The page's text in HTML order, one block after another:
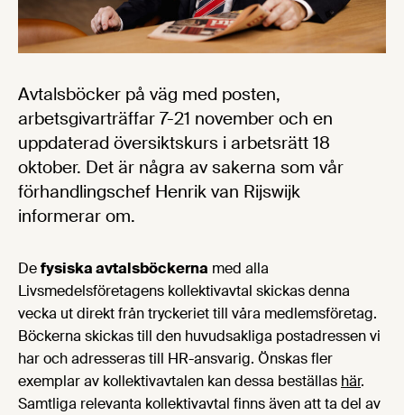
Avtalsböcker på väg med posten,
arbetsgivarträffar 7-21 november och en
uppdaterad översiktskurs i arbetsrätt 18
oktober. Det är några av sakerna som vår
förhandlingschef Henrik van Rijswijk
informerar om.
Defysiska avtalsböckerna med alla
Livsmedelsföretagens kollektivavtal skickas denna
vecka ut direkt från tryckeriet till våra medlemsföretag.
Böckerna skickas till den huvudsakliga postadressen vi
har och adresseras till HR-ansvarig. Önskas fler
exemplar av kollektivavtalen kan dessa beställas här.
Samtliga relevanta kollektivavtal finns även att ta del av